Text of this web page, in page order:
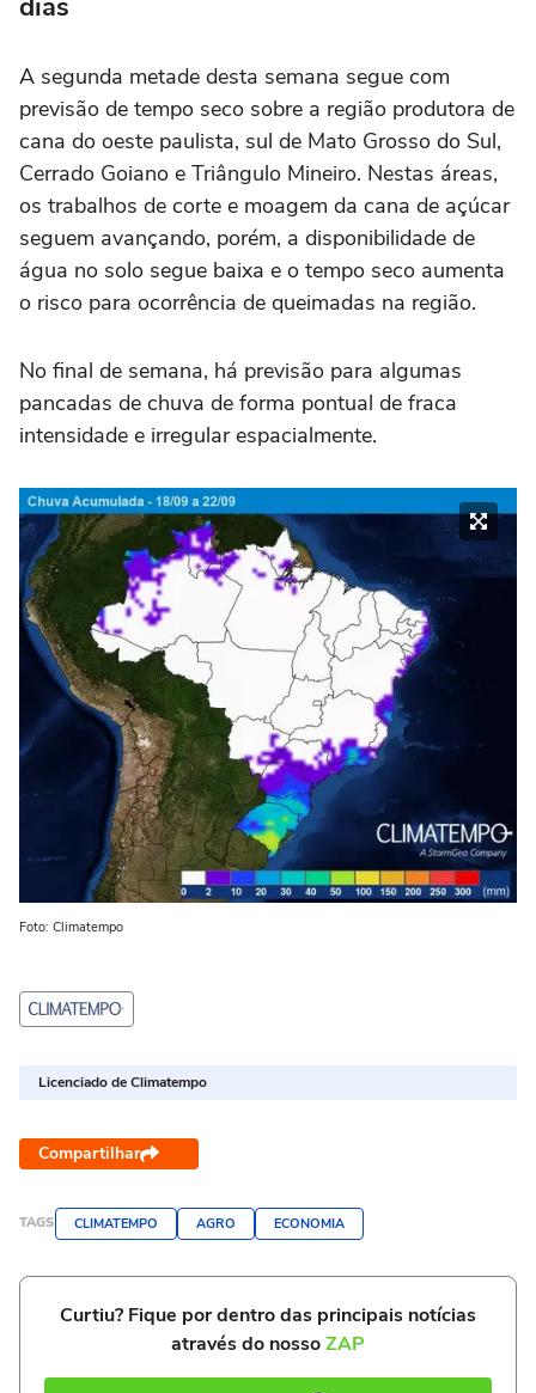
A segunda metade desta semana segue com
previsão de tempo seco sobre a região produtora de
cana do oeste paulista, sul de Mato Grosso do Sul,
Cerrado Goiano e Triângulo Mineiro. Nestas áreas,
os trabalhos de corte e moagem da cana de açúcar
seguem avançando, porém, a disponibilidade de
água no solo segue baixa e o tempo seco aumenta
o risco para ocorrência de queimadas na região.
No final de semana, há previsão para algumas
pancadas de chuva de forma pontual de fraca
intensidade e irregular espacialmente.
Foto: Climatempo
Licenciado de Climatempo
Compartilhar
TAGS CLIMATEMPO AGRO ECONOMIA
Curtiu? Fique por dentro das principais notícias
através do nossoZAP